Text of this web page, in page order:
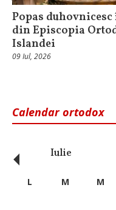
Popas
din Episcopia
Islandei
09 Iul, 2026
Calendar ortodox
Iulie
‹ L M M